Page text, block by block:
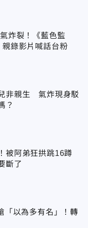
炸裂！《藍色監
錄影片喊話台粉
非親生 氣炸現身駁
？
被阿弟狂拱跳16蹲
斷了
「以為多有名」！轉